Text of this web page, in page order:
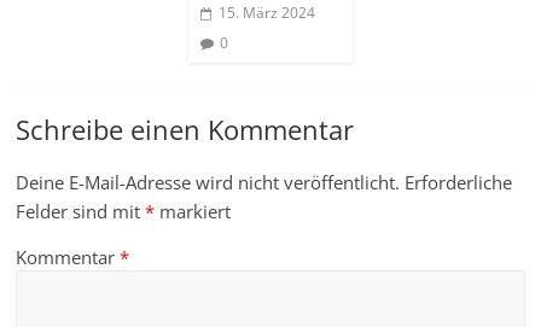
15. März 2024
0
Schreibe einen Kommentar
Deine E-Mail-Adresse wird nicht veröffentlicht. Erforderliche
Felder sind mit* markiert
Kommentar*